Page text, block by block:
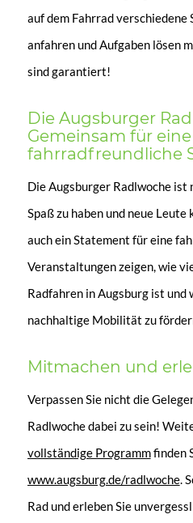
auf dem Fahrrad verschiedene
anfahren und Aufgaben lösen
sind garantiert!
Die Augsburger
Gemeinsam für eine
fahrradfreundliche
Die Augsburger Radlwoche ist
Spaß zu haben und neue
auch ein Statement für eine
Veranstaltungen zeigen, wie
Radfahren in Augsburg ist und
nachhaltige Mobilität zu
Mitmachen und
Verpassen Sie nicht die
Radlwoche dabei zu sein!
vollständige Programmfinden
www.augsburg.de/radlwoche.
Rad und erleben Sie